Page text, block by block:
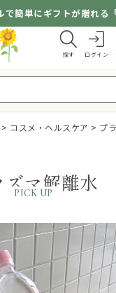
で簡単にギフトが贈れる
探す ログイン
コスメ・ヘルスケア プ
ズマ解離水
PICK UP